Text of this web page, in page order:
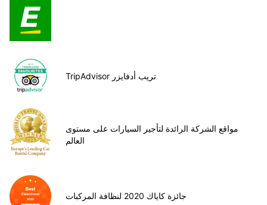
TripAdvisor تريب أدفايزر
مواقع الشركة الرائدة لتأجير السيارات على مستوى
العالم
جائزة كاياك 2020 لنظافة المركبات